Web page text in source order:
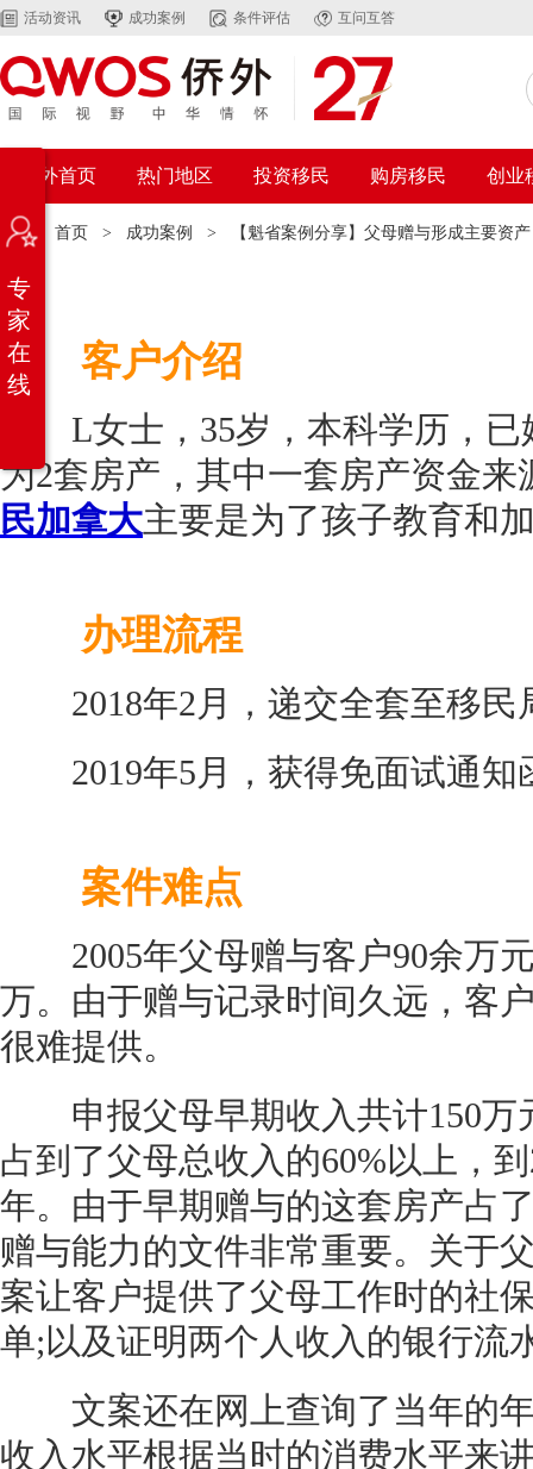
活动资讯 成功案例 条件评估 互问互答
侨外首页 热门地区 投资移民 购房移民 创业
位置： 首页 > 成功案例 > 【魁省案例分享】父母赠与形成主要资
客户介绍
L女士，35岁，本科学历，已
为2套房产，其中一套房产资金
民加拿大主要是为了孩子教育和
办理流程
2018年2月，递交全套至移民
2019年5月，获得免面试通知
案件难点
2005年父母赠与客户90余万元
万。由于赠与记录时间久远，客
很难提供。
申报父母早期收入共计150万
占到了父母总收入的60%以上，
年。由于早期赠与的这套房产占
赠与能力的文件非常重要。关于
案让客户提供了父母工作时的社
单;以及证明两个人收入的银行流
文案还在网上查询了当年的年
收入水平根据当时的消费水平来
专
家
在
线